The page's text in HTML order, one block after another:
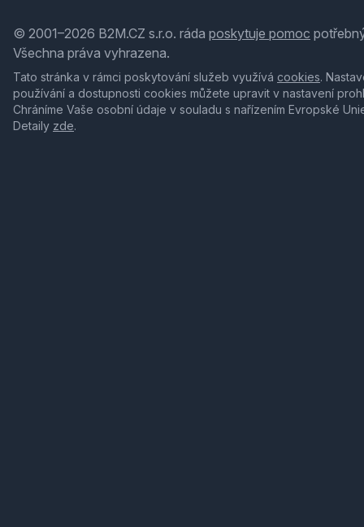
© 2001–2026 B2M.CZ s.r.o. ráda poskytuje pomoc
Všechna práva vyhrazena.
Tato stránka v rámci poskytování služeb využívá cookies.
používání a dostupnosti cookies můžete upravit v nastavení
Chráníme Vaše osobní údaje v souladu s nařízením Evropské
Detaily zde.